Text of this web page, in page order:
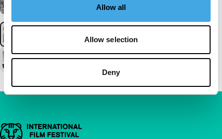
Allow all
Allow selection
Deny
Belangrijke links